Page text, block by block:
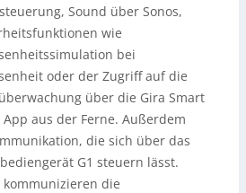
Sound über Sonos,
wie
bei
oder der Zugriff auf die
über die Gira Smart
App aus der Ferne. Außerdem
die sich über das
G1 steuern lässt.
kommunizieren die